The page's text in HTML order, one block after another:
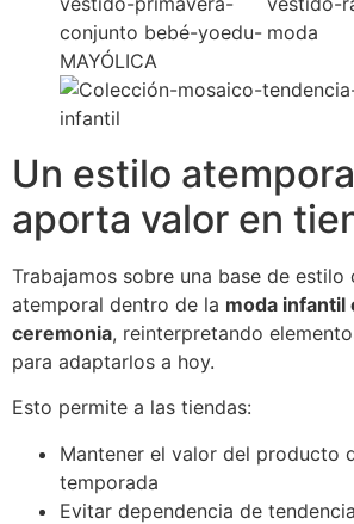
Un estilo
aporta valor en
Trabajamos sobre una base de estilo
atemporal dentro de la moda infantil
ceremonia, reinterpretando
para adaptarlos a hoy.
Esto permite a las tiendas:
Mantener el valor del producto
temporada
Evitar dependencia de